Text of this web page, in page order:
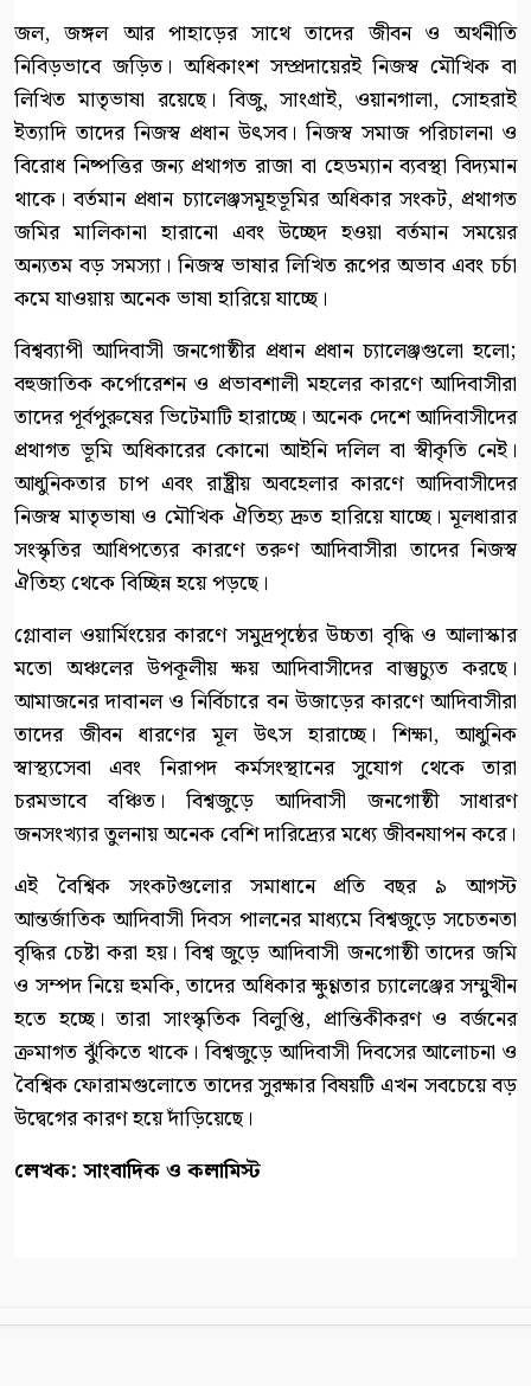
জল, জঙ্গল আর পাহাড়ের সাথে তাদের জীবন ও অর্থনীতি
নিবিড়ভাবে জড়িত। অধিকাংশ সম্প্রদায়েরই নিজস্ব মৌখিক বা
লিখিত মাতৃভাষা রয়েছে। বিজু, সাংগ্রাই, ওয়ানগালা, সোহরাই
ইত্যাদি তাদের নিজস্ব প্রধান উৎসব। নিজস্ব সমাজ পরিচালনা ও
বিরোধ নিষ্পত্তির জন্য প্রথাগত রাজা বা হেডম্যান ব্যবস্থা বিদ্যমান
থাকে। বর্তমান প্রধান চ্যালেঞ্জসমূহভূমির অধিকার সংকট, প্রথাগত
জমির মালিকানা হারানো এবং উচ্ছেদ হওয়া বর্তমান সময়ের
অন্যতম বড় সমস্যা। নিজস্ব ভাষার লিখিত রূপের অভাব এবং চর্চা
কমে যাওয়ায় অনেক ভাষা হারিয়ে যাচ্ছে।
বিশ্বব্যাপী আদিবাসী জনগোষ্ঠীর প্রধান প্রধান চ্যালেঞ্জগুলো হলো;
বহুজাতিক কর্পোরেশন ও প্রভাবশালী মহলের কারণে আদিবাসীরা
তাদের পূর্বপুরুষের ভিটেমাটি হারাচ্ছে। অনেক দেশে আদিবাসীদের
প্রথাগত ভূমি অধিকারের কোনো আইনি দলিল বা স্বীকৃতি নেই।
আধুনিকতার চাপ এবং রাষ্ট্রীয় অবহেলার কারণে আদিবাসীদের
নিজস্ব মাতৃভাষা ও মৌখিক ঐতিহ্য দ্রুত হারিয়ে যাচ্ছে। মূলধারার
সংস্কৃতির আধিপত্যের কারণে তরুণ আদিবাসীরা তাদের নিজস্ব
ঐতিহ্য থেকে বিচ্ছিন্ন হয়ে পড়ছে।
গ্লোবাল ওয়ার্মিংয়ের কারণে সমুদ্রপৃষ্ঠের উচ্চতা বৃদ্ধি ও আলাস্কার
মতো অঞ্চলের উপকূলীয় ক্ষয় আদিবাসীদের বাস্তুচ্যুত করছে।
আমাজনের দাবানল ও নির্বিচারে বন উজাড়ের কারণে আদিবাসীরা
তাদের জীবন ধারণের মূল উৎস হারাচ্ছে। শিক্ষা, আধুনিক
স্বাস্থ্যসেবা এবং নিরাপদ কর্মসংস্থানের সুযোগ থেকে তারা
চরমভাবে বঞ্চিত। বিশ্বজুড়ে আদিবাসী জনগোষ্ঠী সাধারণ
জনসংখ্যার তুলনায় অনেক বেশি দারিদ্র্যের মধ্যে জীবনযাপন করে।
এই বৈশ্বিক সংকটগুলোর সমাধানে প্রতি বছর ৯ আগস্ট
আন্তর্জাতিক আদিবাসী দিবস পালনের মাধ্যমে বিশ্বজুড়ে সচেতনতা
বৃদ্ধির চেষ্টা করা হয়। বিশ্ব জুড়ে আদিবাসী জনগোষ্ঠী তাদের জমি
ও সম্পদ নিয়ে হুমকি, তাদের অধিকার ক্ষুণ্ণতার চ্যালেঞ্জের সম্মুখীন
হতে হচ্ছে। তারা সাংস্কৃতিক বিলুপ্তি, প্রান্তিকীকরণ ও বর্জনের
ক্রমাগত ঝুঁকিতে থাকে। বিশ্বজুড়ে আদিবাসী দিবসের আলোচনা ও
বৈশ্বিক ফোরামগুলোতে তাদের সুরক্ষার বিষয়টি এখন সবচেয়ে বড়
উদ্বেগের কারণ হয়ে দাঁড়িয়েছে।
লেখক: সাংবাদিক ও কলামিস্ট